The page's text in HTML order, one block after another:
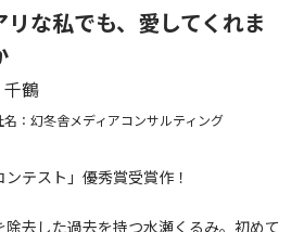
リな私でも、愛してくれま
千鶴
名：幻冬舎メディアコンサルティング
テスト」優秀賞受賞作！
去した過去を持つ水瀬くるみ。初めて